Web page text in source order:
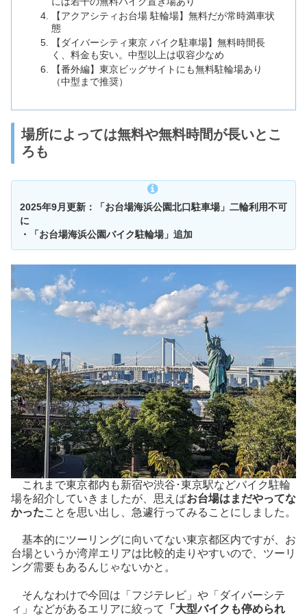
【アクアシティお台場 駐輪場】無料だが常時満車状
態
【ダイバーシティ東京 バイク駐車場】無料時間長
く、料金も安い。中型以上は収容少なめ
【番外編】東京ビッグサイトにも無料駐輪場あり
（中型まで推奨）
場所によっては無料や無料時間が長いとこ
ろも
2025年9月更新：「お台場海浜公園北口駐車場」二輪利用不可
に
・「お台場海浜公園バイク駐輪場」追加
これまで東京都内も新宿や渋谷･東京駅などバイク駐輪
場を紹介していきましたが、思えばお台場はまだやってな
かったことを思い出し、急遽行ってみることにしました。
基本的にツーリングに向いてない東京都区内ですが、お
台場というか湾岸エリアは比較的走りやすいので、ツーリ
ング需要もあるんじゃないかと。
そんなわけで今回は「フジテレビ」や「ダイバーシテ
ィ」などがあるエリアに絞って
「大型バイクも停められ